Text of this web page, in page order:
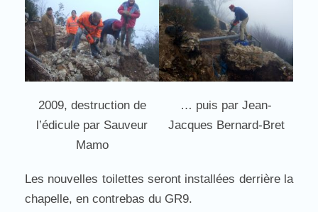
2009, destruction de
l’édicule par Sauveur
Mamo
… puis par Jean-
Jacques Bernard-Bret
Les nouvelles toilettes seront installées derrière la
chapelle, en contrebas du GR9.